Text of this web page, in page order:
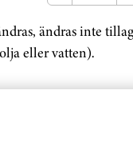
ändras inte
eller vatten).